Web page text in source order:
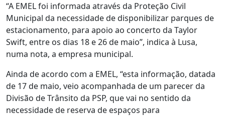
“A EMEL foi informada através da Proteção Civil
Municipal da necessidade de disponibilizar parques de
estacionamento, para apoio ao concerto da Taylor
Swift, entre os dias 18 e 26 de maio”, indica à Lusa,
numa nota, a empresa municipal.
Ainda de acordo com a EMEL, “esta informação, datada
de 17 de maio, veio acompanhada de um parecer da
Divisão de Trânsito da PSP, que vai no sentido da
necessidade de reserva de espaços para